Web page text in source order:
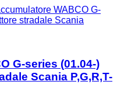
WABCO G-
stradale Scania
G-series (01.04-)
Scania P,G,R,T-